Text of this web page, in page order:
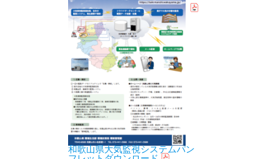
和歌山県大気監視システムパン